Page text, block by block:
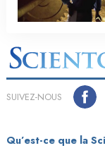
SUIVEZ-NOUS
Qu’est-ce que la